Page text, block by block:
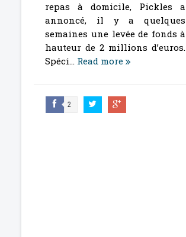
repas à domicile, Pickles a
annoncé, il y a quelques
semaines une levée de fonds à
hauteur de 2 millions d’euros.
Spéci... Read more
2